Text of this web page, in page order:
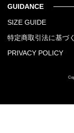
GUIDANCE
SIZE GUIDE
特定商取引法に基づ
PRIVACY POLICY